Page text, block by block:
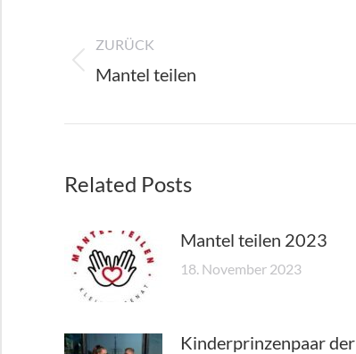
ZURÜCK
Vorheriger
Mantel teilen
Related Posts
Mantel teilen 2023
18. November 2023
Kinderprinzenpaar der